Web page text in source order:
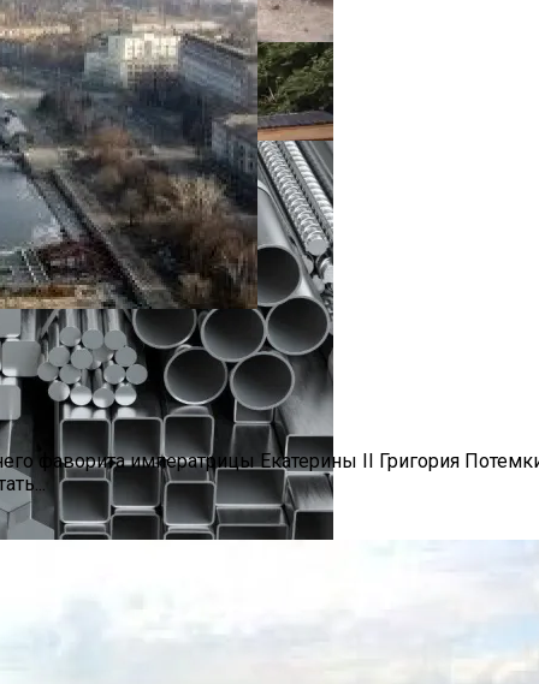
Под Ключ
фаворита императрицы Екатерины II Григория